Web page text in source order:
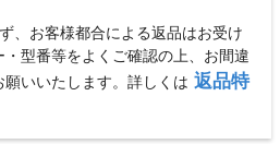
、お客様都合による返品はお受け
型番等をよくご確認の上、お間違
いいたします。詳しくは 返品特